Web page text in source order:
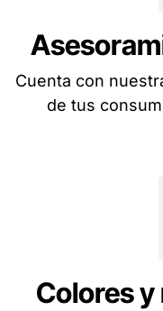
Cuenta con
de tus
Colores